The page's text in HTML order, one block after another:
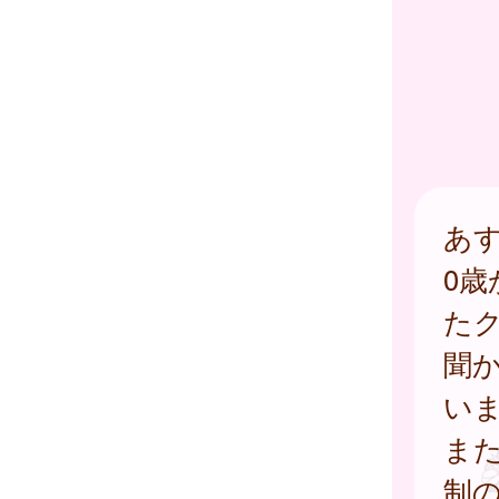
あ
0歳
た
聞
い
ま
制